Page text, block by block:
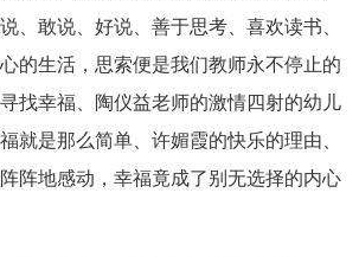
、敢说、好说、善于思考、喜欢读书、
的生活，思索便是我们教师永不停止的
找幸福、陶仪益老师的激情四射的幼儿
就是那么简单、许媚霞的快乐的理由、
阵地感动，幸福竟成了别无选择的内心